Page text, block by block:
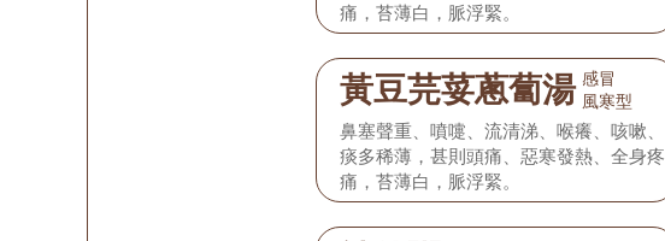
痛，苔薄白，脈浮緊。
黃豆芫荽蔥蔔湯 感冒
風寒型
鼻塞聲重、噴嚏、流清涕、喉癢、咳嗽、
痰多稀薄，甚則頭痛、惡寒發熱、全身疼
痛，苔薄白，脈浮緊。